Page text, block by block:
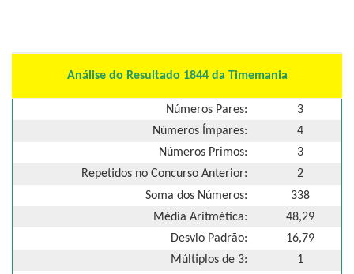
Análise do Resultado 1844 da Timemania
Números Pares:
3
Números Ímpares:
4
Números Primos:
3
Repetidos no Concurso Anterior:
2
Soma dos Números:
338
Média Aritmética:
48,29
Desvio Padrão:
16,79
Múltiplos de 3:
1